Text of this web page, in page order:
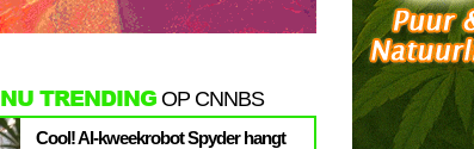
NU TRENDINGOP CNNBS
Cool! AI-kweekrobot Spyder hangt